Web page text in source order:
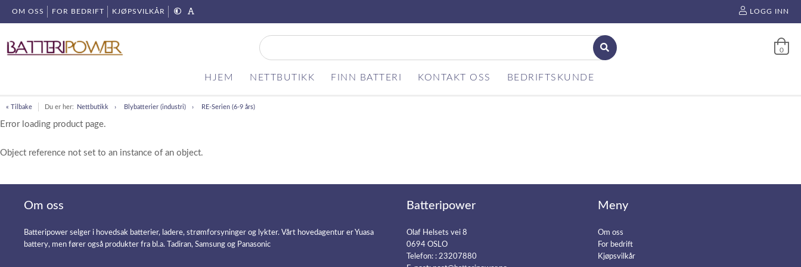
OM OSS FOR BEDRIFT KJØPSVILKÅR LOGG INN
0
HJEM NETTBUTIKK FINN BATTERI KONTAKT OSS BEDRIFTSKUNDE
« Tilbake Du er her: Nettbutikk Blybatterier (industri) RE-Serien (6-9 års)
Error loading product page.
Object reference not set to an instance of an object.
Om oss
Batteripower selger i hovedsak batterier, ladere, strømforsyninger og lykter. Vårt hovedagentur er Yuasa
battery, men fører også produkter fra bl.a. Tadiran, Samsung og Panasonic
Batteripower
Olaf Helsets vei 8
0694 OSLO
Telefon: : 23207880
Meny
Om oss
For bedrift
Kjøpsvilkår